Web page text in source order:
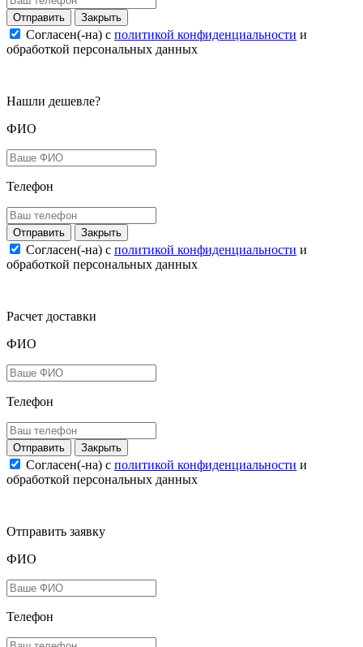
Закрыть
Согласен(-на) c политикой конфиденциальности и
обработкой персональных данных
Нашли дешевле?
ФИО
Телефон
Закрыть
Согласен(-на) c политикой конфиденциальности и
обработкой персональных данных
Расчет доставки
ФИО
Телефон
Закрыть
Согласен(-на) c политикой конфиденциальности и
обработкой персональных данных
Отправить заявку
ФИО
Телефон